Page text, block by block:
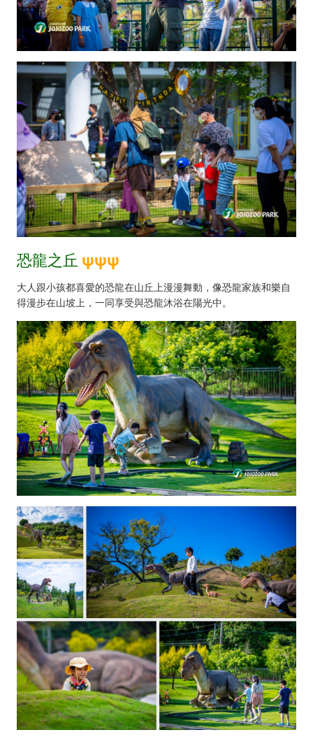
恐龍之丘 ψψψ
大人跟小孩都喜愛的恐龍在山丘上漫漫舞動，像恐龍家族和樂自
得漫步在山坡上，一同享受與恐龍沐浴在陽光中。